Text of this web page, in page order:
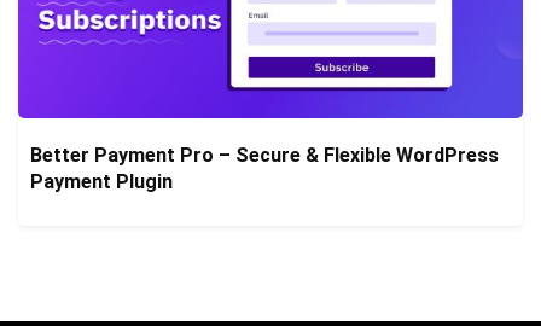
Better Payment Pro – Secure & Flexible WordPress
Payment Plugin